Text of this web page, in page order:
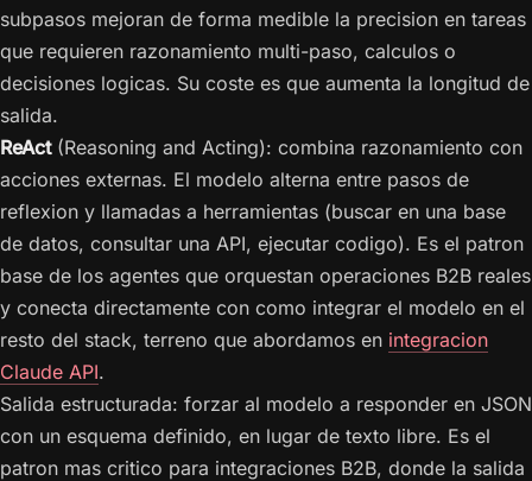
subpasos mejoran de forma medible la precision en tareas
que requieren razonamiento multi-paso, calculos o
decisiones logicas. Su coste es que aumenta la longitud de
salida.
ReAct(Reasoning and Acting): combina razonamiento con
acciones externas. El modelo alterna entre pasos de
reflexion y llamadas a herramientas (buscar en una base
de datos, consultar una API, ejecutar codigo). Es el patron
base de los agentes que orquestan operaciones B2B reales
y conecta directamente con como integrar el modelo en el
resto del stack, terreno que abordamos en integracion
Claude API.
Salida estructurada: forzar al modelo a responder en JSON
con un esquema definido, en lugar de texto libre. Es el
patron mas critico para integraciones B2B, donde la salida